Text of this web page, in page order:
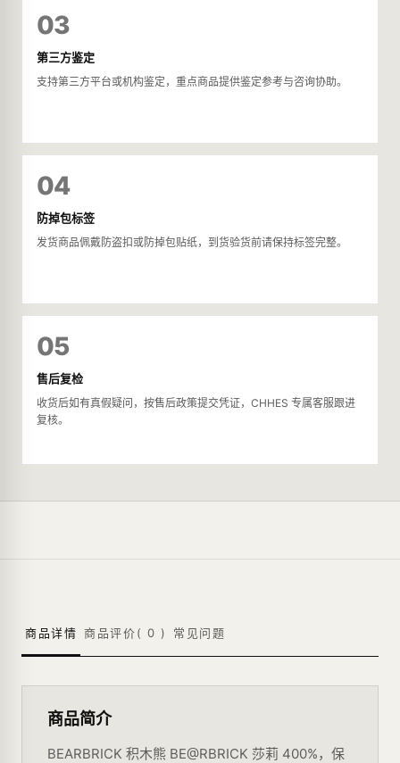
03
第三方鉴定
支持第三方平台或机构鉴定，重点商品提供鉴定参考与咨询协助。
04
防掉包标签
发货商品佩戴防盗扣或防掉包贴纸，到货验货前请保持标签完整。
05
售后复检
收货后如有真假疑问，按售后政策提交凭证，CHHES 专属客服跟进
复核。
商品详情 商品评价( 0 ) 常见问题
商品简介
BEARBRICK 积木熊 BE@RBRICK 莎莉 400%，保